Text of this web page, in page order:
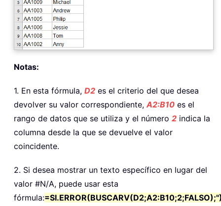
Notas:
1. En esta fórmula, D2 es el criterio del que desea
devolver su valor correspondiente, A2:B10 es el
rango de datos que se utiliza y el número 2 indica la
columna desde la que se devuelve el valor
coincidente.
2. Si desea mostrar un texto específico en lugar del
valor #N/A, puede usar esta
fórmula: